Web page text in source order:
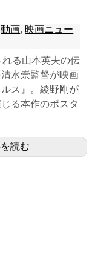
動画, 映画ニュー
る山本英夫の伝
水崇監督が映画
ス』。綾野剛が
る本作のポスタ
読む